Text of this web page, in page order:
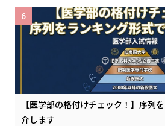
【医学部の格付けチェック！】序列
介します
6